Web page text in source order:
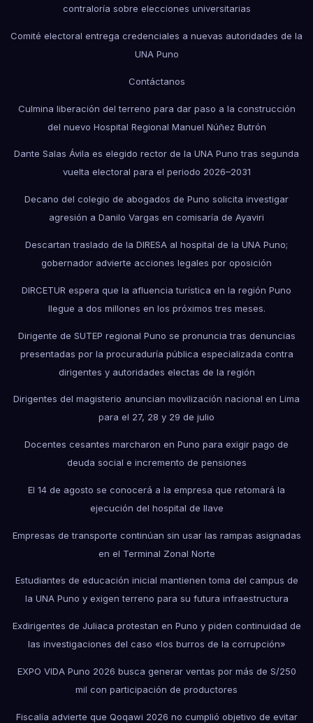
contraloría sobre elecciones universitarias
Comité electoral entrega credenciales a nuevas autoridades de la
UNA Puno
Contáctanos
Culmina liberación del terreno para dar paso a la construcción
del nuevo Hospital Regional Manuel Núñez Butrón
Dante Salas Ávila es elegido rector de la UNA Puno tras segunda
vuelta electoral para el periodo 2026–2031
Decano del colegio de abogados de Puno solicita investigar
agresión a Danilo Vargas en comisaría de Ayaviri
Descartan traslado de la DIRESA al hospital de la UNA Puno;
gobernador advierte acciones legales por oposición
DIRCETUR espera que la afluencia turística en la región Puno
llegue a dos millones en los próximos tres meses.
Dirigente de SUTEP regional Puno se pronuncia tras denuncias
presentadas por la procuraduría pública especializada contra
dirigentes y autoridades electas de la región
Dirigentes del magisterio anuncian movilización nacional en Lima
para el 27, 28 y 29 de julio
Docentes cesantes marcharon en Puno para exigir pago de
deuda social e incremento de pensiones
El 14 de agosto se conocerá a la empresa que retomará la
ejecución del hospital de Ilave
Empresas de transporte continúan sin usar las rampas asignadas
en el Terminal Zonal Norte
Estudiantes de educación inicial mantienen toma del campus de
la UNA Puno y exigen terreno para su futura infraestructura
Exdirigentes de Juliaca protestan en Puno y piden continuidad de
las investigaciones del caso «los burros de la corrupción»
EXPO VIDA Puno 2026 busca generar ventas por más de S/250
mil con participación de productores
Fiscalía advierte que Qoqawi 2026 no cumplió objetivo de evitar